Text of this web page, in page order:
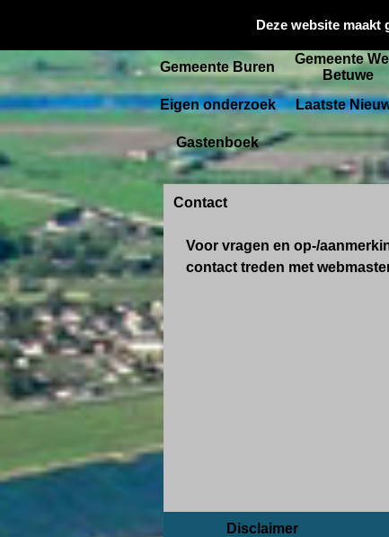
Deze websiteGemeente
Culemborg
Gemeente Buren
Gemeente
Betuwe
Eigen onderzoek
Laatste
Gastenboek
Contact
Voor vragen en op-/
contact treden met
Disclaimer